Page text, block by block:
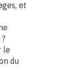
et
le
du